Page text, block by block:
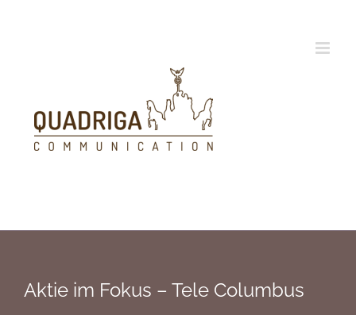
Aktie im Fokus – Tele Columbus